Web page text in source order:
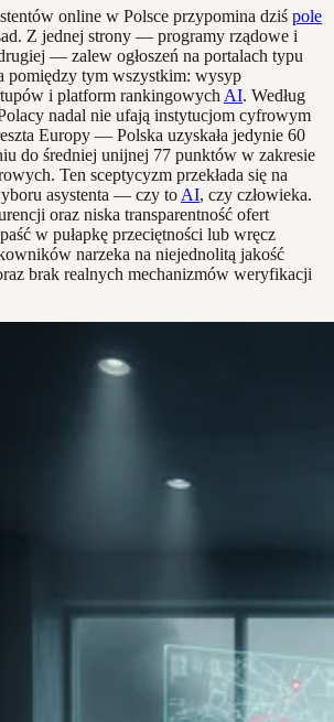
online w Polsce przypomina dziś pole
Z jednej strony — programy rządowe i
— zalew ogłoszeń na portalach typu
pomiędzy tym wszystkim: wysyp
i platform rankingowych AI. Według
nadal nie ufają instytucjom cyfrowym
Europy — Polska uzyskała jedynie 60
do średniej unijnej 77 punktów w zakresie
Ten sceptycyzm przekłada się na
asystenta — czy to AI, czy człowieka.
oraz niska transparentność ofert
w pułapkę przeciętności lub wręcz
narzeka na niejednolitą jakość
brak realnych mechanizmów weryfikacji